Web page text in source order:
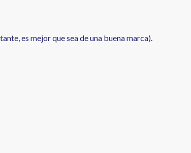
es mejor que sea de una buena marca).